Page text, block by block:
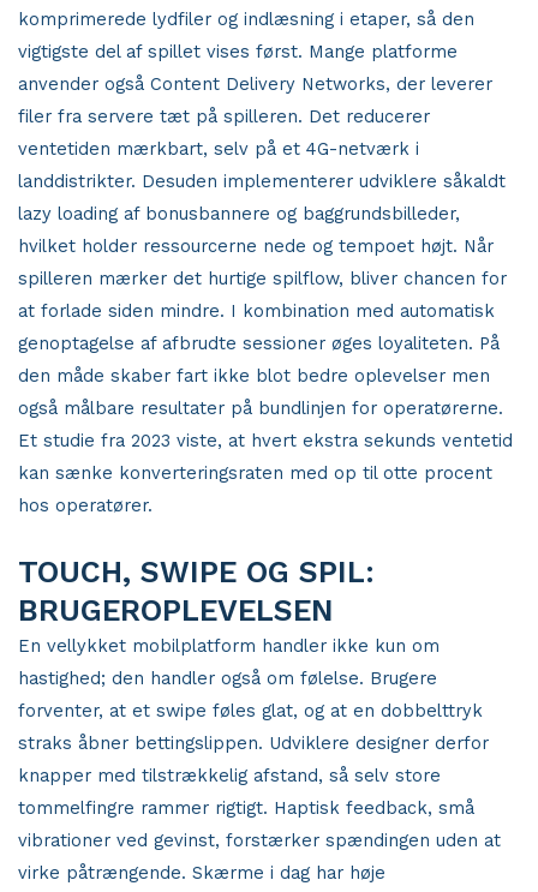
komprimerede lydfiler og indlæsning i etaper, så den
vigtigste del af spillet vises først. Mange platforme
anvender også Content Delivery Networks, der leverer
filer fra servere tæt på spilleren. Det reducerer
ventetiden mærkbart, selv på et 4G-netværk i
landdistrikter. Desuden implementerer udviklere såkaldt
lazy loading af bonusbannere og baggrundsbilleder,
hvilket holder ressourcerne nede og tempoet højt. Når
spilleren mærker det hurtige spilflow, bliver chancen for
at forlade siden mindre. I kombination med automatisk
genoptagelse af afbrudte sessioner øges loyaliteten. På
den måde skaber fart ikke blot bedre oplevelser men
også målbare resultater på bundlinjen for operatørerne.
Et studie fra 2023 viste, at hvert ekstra sekunds ventetid
kan sænke konverteringsraten med op til otte procent
hos operatører.
TOUCH, SWIPE OG SPIL:
BRUGEROPLEVELSEN
En vellykket mobilplatform handler ikke kun om
hastighed; den handler også om følelse. Brugere
forventer, at et swipe føles glat, og at en dobbelttryk
straks åbner bettingslippen. Udviklere designer derfor
knapper med tilstrækkelig afstand, så selv store
tommelfingre rammer rigtigt. Haptisk feedback, små
vibrationer ved gevinst, forstærker spændingen uden at
virke påtrængende. Skærme i dag har høje